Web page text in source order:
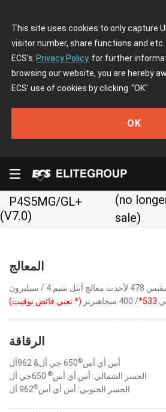
This site uses cookies to only capture
visitor number, share functions and
ECS's Privacy Policy for further
browsing our website, you are hereby
ECS' use of cookies by clicking "OK"
OK
P4S5MG/GL+
(V7.0)
(no
sale)
المعالج
لأحدث معالج أنتل بنتيم 4 / سيليرون
533* / 400 ميجاهيرتز (* تعني فائض توقيت)
الرقاقة
أس أي أس®650 جي أل& 962أل
الجسر الشمالي: أس أي أس®
الجسر الجنوبي: أس أي أس®962 أل